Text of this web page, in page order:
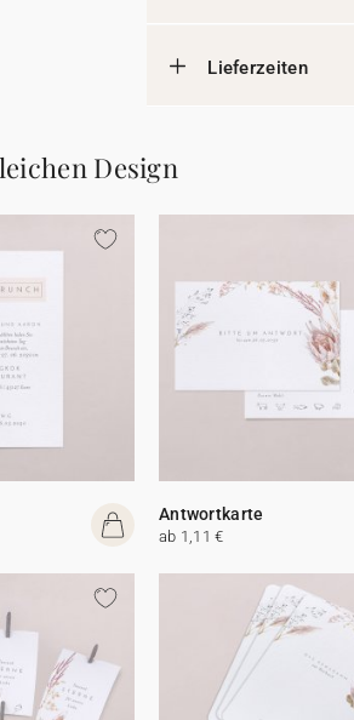
Lieferzeiten
Design
Antwortkarte
ab 1,11 €